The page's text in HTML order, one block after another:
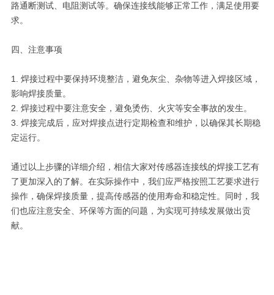
路通断测试、电阻测试等。确保连接线能够正常工作，满足使用要
求。
四、注意事项
1. 焊接过程中要保持环境整洁，避免灰尘、杂物等进入焊接区域，
影响焊接质量。
2. 焊接过程中要注意安全，避免烫伤、火灾等安全事故的发生。
3. 焊接完成后，应对焊接点进行定期检查和维护，以确保其长期稳
定运行。
通过以上步骤的详细介绍，相信大家对传感器连接线的焊接工艺有
了更加深入的了解。在实际操作中，我们应严格按照工艺要求进行
操作，确保焊接质量，提高传感器的使用寿命和稳定性。同时，我
们也应注意安全、环保等方面的问题，为实现可持续发展做出贡
献。